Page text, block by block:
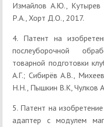
Измайлов А.Ю.,
Р.А., Хорт Д.О., 2017.
4. Патент на
послеуборочной
товарной подготовки
А.Г.; Сибирёв А.В.,
Н.Н., Пышкин В.К, Чулков
5. Патент на
адаптер с модулем